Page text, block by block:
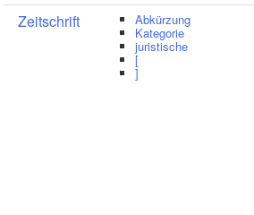
Zeitschrift Abkürzung
Kategorie
juristische
[
]